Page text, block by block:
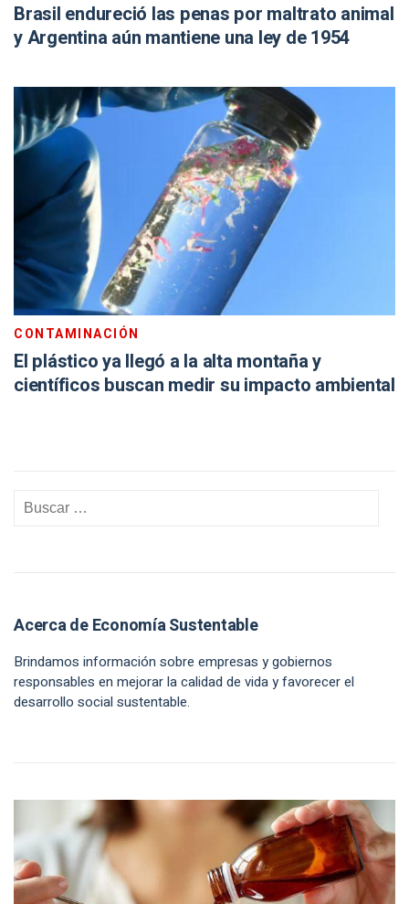
Brasil endureció las penas por maltrato animal
y Argentina aún mantiene una ley de 1954
CONTAMINACIÓN
El plástico ya llegó a la alta montaña y
científicos buscan medir su impacto ambiental
Acerca de Economía Sustentable
Brindamos información sobre empresas y gobiernos
responsables en mejorar la calidad de vida y favorecer el
desarrollo social sustentable.